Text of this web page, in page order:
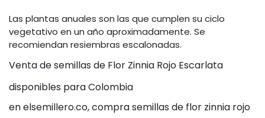
Las plantas anuales son las que cumplen su ciclo
vegetativo en un año aproximadamente. Se
recomiendan resiembras escalonadas.
Venta de semillas de Flor Zinnia Rojo Escarlata
disponibles para Colombia
en elsemillero.co, compra semillas de flor zinnia rojo